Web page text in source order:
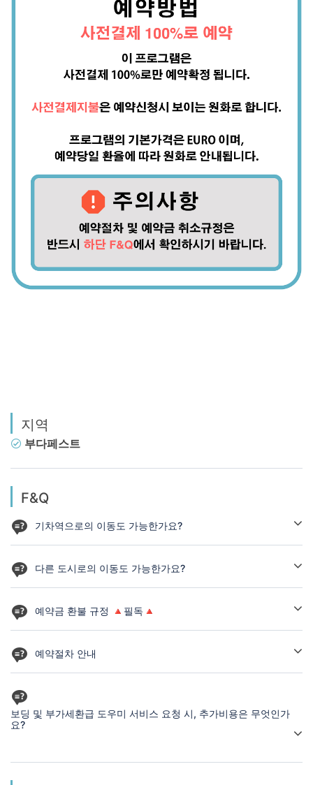
지역
부다페스트
F&Q
기차역으로의 이동도 가능한가요?
다른 도시로의 이동도 가능한가요?
예약금 환불 규정 🔺필독🔺
🔻 10일 전 취소 시, 예약금 전액 환불
🔻 4일~9일 전 취소 시, 예약금 50% 환불
🔻 당일~3일 전 취소 시, 예약금 환불 불가
예약절차 안내
2. 개인 프로필의 예약내역에서 청구서 확인 후, 예약금 입금하기
3. 입금 확인 후, 24시간 내에 예약확정 바우쳐 및 카톡 안내 받기
4. 즐거운 마음으로 여행준비 하기
보딩 및 부가세환급 도우미 서비스 요청 시, 추가비용은 무엇인가
요?
공항 출국시,
공항에서 바로 내려드리기만 하는 경우에는, 추가요금이 없으나